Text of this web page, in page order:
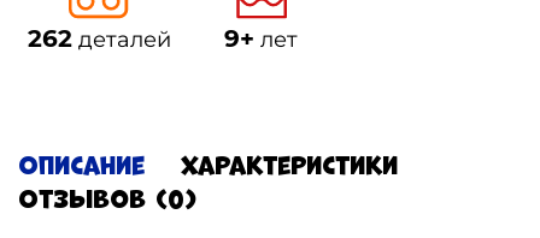
262деталей 9+ лет
Описание
Характеристики
Отзывов (0)